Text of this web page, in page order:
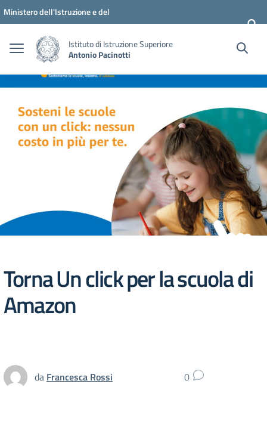
Vai ai contenuti
Vai al menu di navigazione
Vai al footer
Ministero dell'Istruzione e del
Istituto di Istruzione Superiore
Antonio Pacinotti
Torna Un click per la scuola di
Amazon
da Francesca Rossi 0